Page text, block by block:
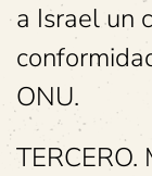
a Israel un
ONU.